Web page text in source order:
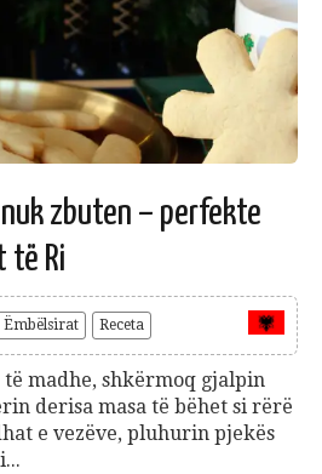
zbuten – perfekte
të Ri
Ëmbëlsirat Receta
madhe, shkërmoq gjalpin
derisa masa të bëhet si rërë
e vezëve, pluhurin pjekës